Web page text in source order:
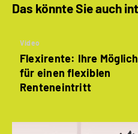
Das könnte Sie auch
Video
Flexirente: Ihre
für einen flexiblen
Renteneintritt